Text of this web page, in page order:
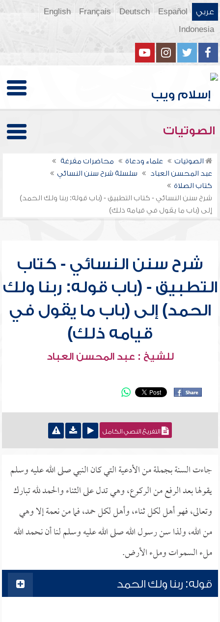
عربي Español
Deutsch
Français
English
Indonesia
الصوتيات
الصوتيات علماء ودعاة
محاضرات مفرغة
عبد المحسن العباد
سلسلة شرح سنن النسائي
كتاب الصلاة
شرح سنن النسائي - كتاب التطبيق - (باب قوله: ربنا ولك الحمد)
إلى (باب ما يقول في قيامه ذلك)
شرح سنن النسائي - كتاب
التطبيق - (باب قوله: ربنا ولك
الحمد) إلى (باب ما يقول في
قيامه ذلك)
للشيخ : عبد المحسن العباد
التفريغ النصي الكامل
جاءت السنة بجملة من الأدعية التي كان النبي صلى الله عليه وسلم
يقولها بعد الرفع من الركوع، وهي تدل على الثناء والحمد لله تبارك
وتعالى، فهو أهل لكل ثناء، وأهل لكل حمد، فما من نعمة إلا وهي
من الله، ولذا سن رسول الله صلى الله عليه وسلم لنا أن نحمد الله
ملء السموات وملء الأرض.
قوله: ربنا ولك الحمد